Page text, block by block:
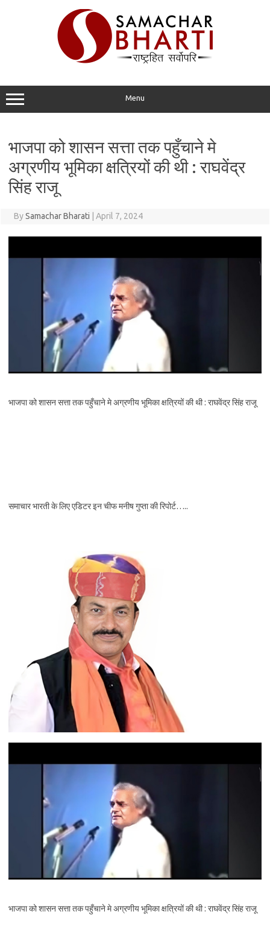
Menu
भाजपा को शासन सत्ता तक पहुँचाने मे
अग्रणीय भूमिका क्षत्रियों की थी : राघवेंद्र
सिंह राजू
BySamachar Bharati April 7, 2024
भाजपा को शासन सत्ता तक पहुँचाने मे अग्रणीय भूमिका क्षत्रियों की थी : राघवेंद्र सिंह राजू
समाचार भारती के लिए एडिटर इन चीफ मनीष गुप्ता की रिपोर्ट…..
भाजपा को शासन सत्ता तक पहुँचाने मे अग्रणीय भूमिका क्षत्रियों की थी : राघवेंद्र सिंह राजू